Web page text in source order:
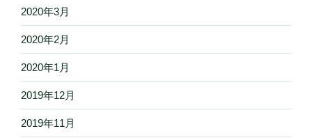
2020年3月
2020年2月
2020年1月
2019年12月
2019年11月